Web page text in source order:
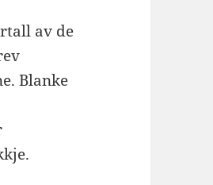
av de
Blanke